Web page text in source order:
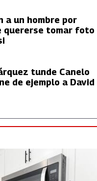
a un hombre por
quererse tomar foto
tunde Canelo
de ejemplo a David